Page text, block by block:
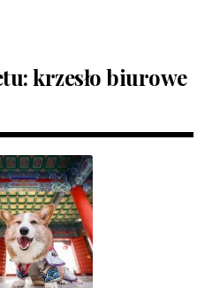
krzesło biurowe